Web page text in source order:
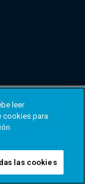
leer
cookies para
las cookies